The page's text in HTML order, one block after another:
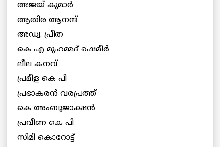
അജയ് കുമാർ
ആതിര ആനന്ദ്
അഡ്വ. പ്രീത
കെ എ മുഹമ്മദ് ഷെമീർ
ലീല കനവ്
പ്രമീള കെ പി
പ്രഭാകരൻ വരപ്രത്ത്
കെ അംബുജാക്ഷൻ
പ്രവീണ കെ പി
സിമി കൊറോട്ട്